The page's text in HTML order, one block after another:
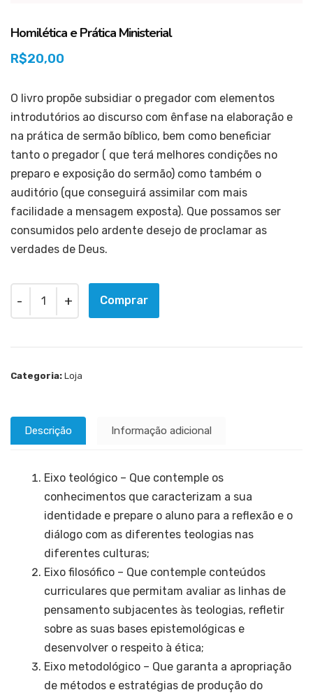
Homilética e Prática Ministerial
R$20,00
O livro propõe subsidiar o pregador com elementos
introdutórios ao discurso com ênfase na elaboração e
na prática de sermão bíblico, bem como beneficiar
tanto o pregador ( que terá melhores condições no
preparo e exposição do sermão) como também o
auditório (que conseguirá assimilar com mais
facilidade a mensagem exposta). Que possamos ser
consumidos pelo ardente desejo de proclamar as
verdades de Deus.
Quantity Comprar
Categoria: Loja
Descrição Informação adicional
Eixo teológico – Que contemple os
conhecimentos que caracterizam a sua
identidade e prepare o aluno para a reflexão e o
diálogo com as diferentes teologias nas
diferentes culturas;
Eixo filosófico – Que contemple conteúdos
curriculares que permitam avaliar as linhas de
pensamento subjacentes às teologias, refletir
sobre as suas bases epistemológicas e
desenvolver o respeito à ética;
Eixo metodológico – Que garanta a apropriação
de métodos e estratégias de produção do